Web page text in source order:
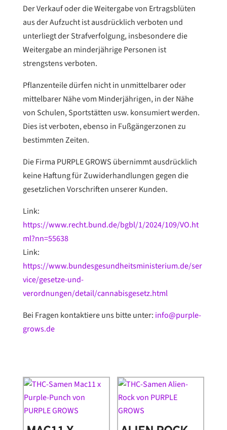
Der Verkauf oder die Weitergabe von Ertragsblüten
aus der Aufzucht ist ausdrücklich verboten und
unterliegt der Strafverfolgung, insbesondere die
Weitergabe an minderjährige Personen ist
strengstens verboten.
Pflanzenteile dürfen nicht in unmittelbarer oder
mittelbarer Nähe vom Minderjährigen, in der Nähe
von Schulen, Sportstätten usw. konsumiert werden.
Dies ist verboten, ebenso in Fußgängerzonen zu
bestimmten Zeiten.
Die Firma PURPLE GROWS übernimmt ausdrücklich
keine Haftung für Zuwiderhandlungen gegen die
gesetzlichen Vorschriften unserer Kunden.
Link:
https://www.recht.bund.de/bgbl/1/2024/109/VO.ht
ml?nn=55638
Link:
https://www.bundesgesundheitsministerium.de/ser
vice/gesetze-und-
verordnungen/detail/cannabisgesetz.html
Bei Fragen kontaktiere uns bitte unter: info@purple-
grows.de